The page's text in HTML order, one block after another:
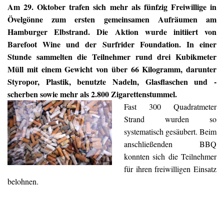
Am 29. Oktober trafen sich mehr als fünfzig Freiwillige in
Övelgönne zum ersten gemeinsamen Aufräumen am
Hamburger Elbstrand. Die Aktion wurde initiiert von
Barefoot Wine und der Surfrider Foundation. In einer
Stunde sammelten die Teilnehmer rund drei Kubikmeter
Müll mit einem Gewicht von über 66 Kilogramm, darunter
Styropor, Plastik, benutzte Nadeln, Glasflaschen und -
scherben sowie mehr als 2.800 Zigarettenstummel.
Fast 300 Quadratmeter
Strand wurden so
systematisch gesäubert. Beim
anschließenden BBQ
konnten sich die Teilnehmer
für ihren freiwilligen Einsatz
belohnen.